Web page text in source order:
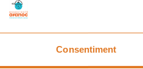
Consentiment